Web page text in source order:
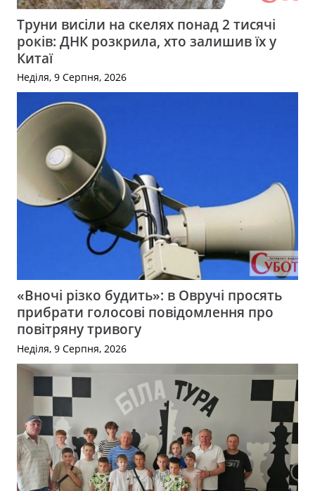
Труни висіли на скелях понад 2 тисячі
років: ДНК розкрила, хто залишив їх у
Китаї
Неділя, 9 Серпня, 2026
«Вночі різко будить»: в Овручі просять
прибрати голосові повідомлення про
повітряну тривогу
Неділя, 9 Серпня, 2026